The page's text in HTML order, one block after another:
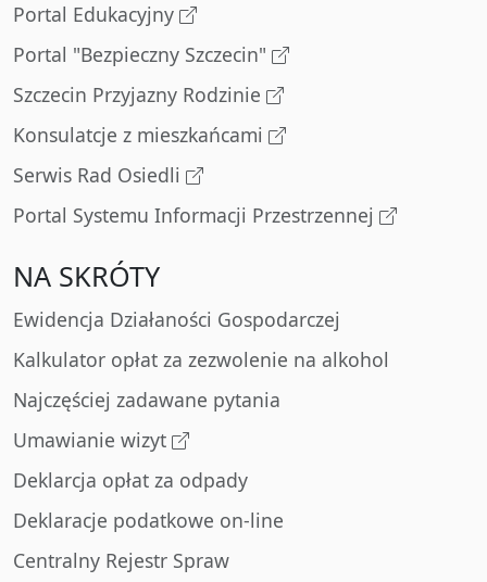
Portal Edukacyjny
Portal "Bezpieczny Szczecin"
Szczecin Przyjazny Rodzinie
Konsulatcje z mieszkańcami
Serwis Rad Osiedli
Portal Systemu Informacji Przestrzennej
NA SKRÓTY
Ewidencja Działaności Gospodarczej
Kalkulator opłat za zezwolenie na alkohol
Najczęściej zadawane pytania
Umawianie wizyt
Deklarcja opłat za odpady
Deklaracje podatkowe on-line
Centralny Rejestr Spraw